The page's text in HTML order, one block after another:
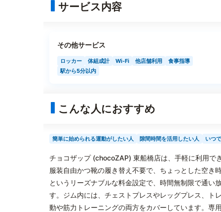
サービス内容
その他サービス
ロッカー 体組成計 Wi-Fi 他店舗利用
食事指導
駅から5分以内
こんな人におすすめ
簡単に始められる運動がしたい人 隙間時間を活用したい人 いつ
チョコザップ (chocoZAP) 東船橋店は、手軽に利用で
服装自由かつ靴の履き替え不要で、ちょっとした空
というリーズナブルな料金設定で、時間無制限で通い
す。ジム内には、チェストプレスやレッグプレス、ト
動や筋力トレーニングの両方をカバーしています。専